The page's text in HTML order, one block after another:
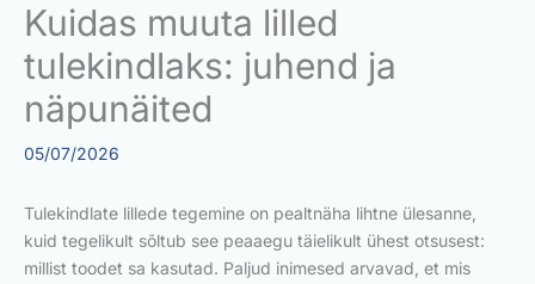
Kuidas muuta lilled
tulekindlaks: juhend ja
näpunäited
05/07/2026
Tulekindlate lillede tegemine on pealtnäha lihtne ülesanne,
kuid tegelikult sõltub see peaaegu täielikult ühest otsusest:
millist toodet sa kasutad. Paljud inimesed arvavad, et mis